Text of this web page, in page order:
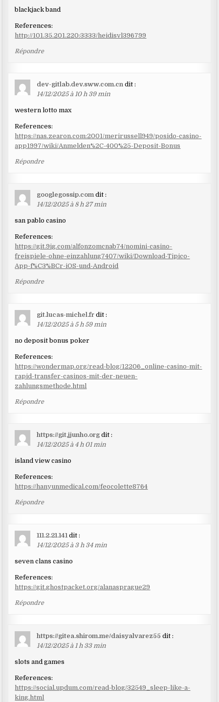
blackjack band
References:
http://101.35.201.220:3333/heidisvl396799
Répondre
dev-gitlab.dev.sww.com.cn dit :
14/12/2025 à 10 h 39 min
western lotto max
References:
https://nas.zearon.com:2001/merirussell949/posido-casino-
app1997/wiki/Anmelden%2C-400%25-Deposit-Bonus
Répondre
googlegossip.com dit :
14/12/2025 à 8 h 27 min
san pablo casino
References:
https://git.9ig.com/alfonzomcnab74/nomini-casino-
freispiele-ohne-einzahlung7407/wiki/Download-Tipico-
App-f%C3%BCr-iOS-und-Android
Répondre
git.lucas-michel.fr dit :
14/12/2025 à 5 h 59 min
no deposit bonus poker
References:
https://wondermap.org/read-blog/12206_online-casino-mit-
rapid-transfer-casinos-mit-der-neuen-
zahlungsmethode.html
Répondre
https://git.jjunho.org dit :
14/12/2025 à 4 h 01 min
island view casino
References:
https://hanyunmedical.com/feocolette8764
Répondre
111.2.21.141 dit :
14/12/2025 à 3 h 34 min
seven clans casino
References:
https://git.ghostpacket.org/alanasprague29
Répondre
https://gitea.shirom.me/daisyalvarez55 dit :
14/12/2025 à 1 h 33 min
slots and games
References:
https://social.updum.com/read-blog/32549_sleep-like-a-
king.html